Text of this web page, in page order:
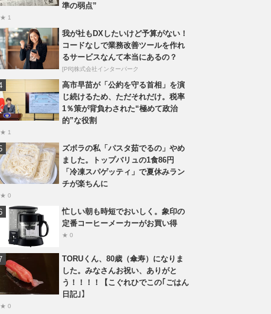
準の弱点”
★ 1
我が社もDXしたいけど予算がない！
コードなしで業務改善ツールを作れ
るサービスなんて本当にあるの？
[PR]株式会社インターパーク
高市早苗が「公約を守る首相」を演
じ続けるため、ただそれだけ。税率
1％策が背負わされた“極めて政治
的”な役割
★ 1
ズボラの私「パスタ茹でるの」やめ
ました。トップバリュの1食86円
「冷凍スパゲッティ」で夏休みラン
チが楽ちんに
★ 0
忙しい朝も時短でおいしく。象印の
定番コーヒーメーカーがお買い得
★ 0
TORUくん、80歳（傘寿）になりま
した。みなさんお祝い、ありがと
う！！！！【こぐれひでこの｢ごはん
日記｣】
★ 0